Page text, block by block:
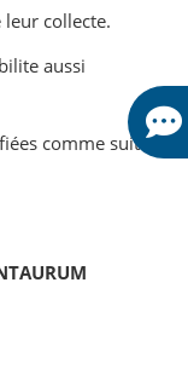
collecte.
aussi
comme suit